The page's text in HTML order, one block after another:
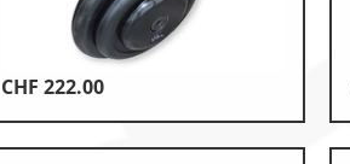
CHF 222.00